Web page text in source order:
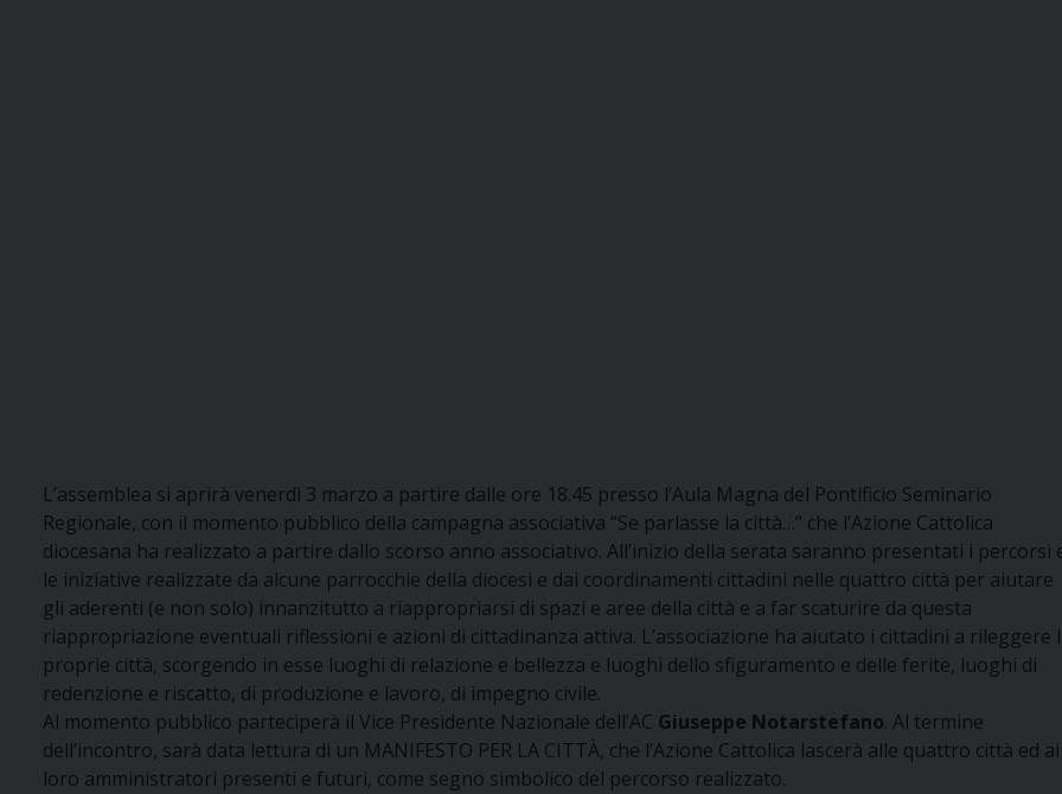
L’assemblea si aprirà venerdì 3 marzo a partire dalle ore 18.45 presso l’Aula Magna del Pontificio Seminario
Regionale, con il momento pubblico della campagna associativa “Se parlasse la città…” che l’Azione Cattolica
diocesana ha realizzato a partire dallo scorso anno associativo. All’inizio della serata saranno presentati i percorsi
le iniziative realizzate da alcune parrocchie della diocesi e dai coordinamenti cittadini nelle quattro città per aiutare
gli aderenti (e non solo) innanzitutto a riappropriarsi di spazi e aree della città e a far scaturire da questa
riappropriazione eventuali riflessioni e azioni di cittadinanza attiva. L’associazione ha aiutato i cittadini a rileggere
proprie città, scorgendo in esse luoghi di relazione e bellezza e luoghi dello sfiguramento e delle ferite, luoghi di
redenzione e riscatto, di produzione e lavoro, di impegno civile.
Al momento pubblico parteciperà il Vice Presidente Nazionale dell’AC Giuseppe Notarstefano. Al termine
dell’incontro, sarà data lettura di un MANIFESTO PER LA CITTÀ, che l’Azione Cattolica lascerà alle quattro città ed ai
loro amministratori presenti e futuri, come segno simbolico del percorso realizzato.